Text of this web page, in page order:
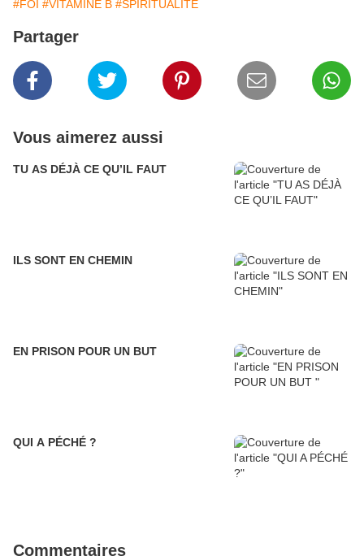
#FOI #VITAMINE B #SPIRITUALITÉ
Partager
Vous aimerez aussi
TU AS DÉJÀ CE QU’IL FAUT
ILS SONT EN CHEMIN
EN PRISON POUR UN BUT
QUI A PÉCHÉ ?
Commentaires